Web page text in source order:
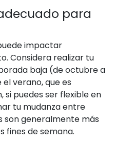
para
impactar
Considera realizar tu
baja (de octubre a
verano, que es
puedes ser flexible en
tu mudanza entre
son generalmente más
fines de semana.